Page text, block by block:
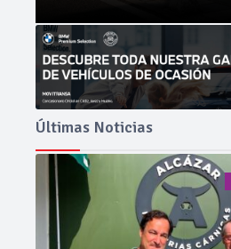
Últimas Noticias